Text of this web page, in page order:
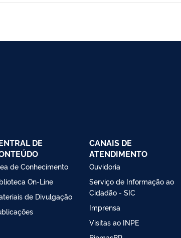
DE
de Conhecimento
On-Line
de Divulgação
CANAIS DE
ATENDIMENTO
Ouvidoria
Serviço de Informação ao
Cidadão - SIC
Imprensa
Visitas ao INPE